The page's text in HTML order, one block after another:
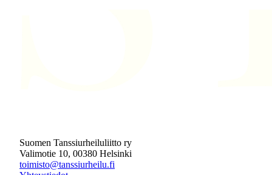
Suomen Tanssiurheiluliitto ry
Valimotie 10, 00380 Helsinki
toimisto@tanssiurheilu.fi